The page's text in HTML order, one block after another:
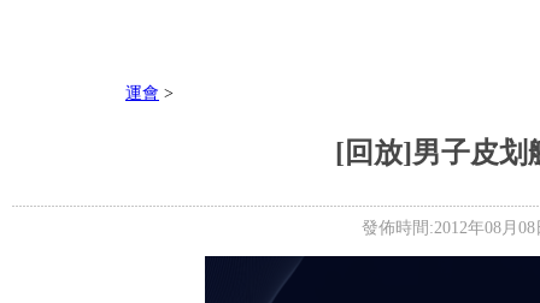
運會 >
[回放]男子皮划
發佈時間:2012年08月